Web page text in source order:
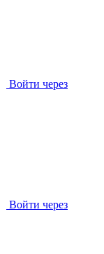
Войти через
Войти через